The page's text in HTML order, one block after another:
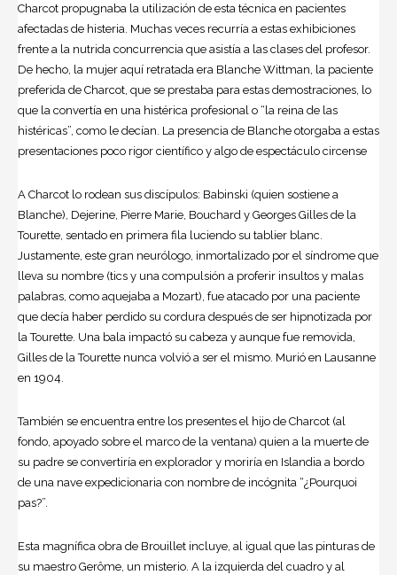
Charcot propugnaba la utilización de esta técnica en pacientes
afectadas de histeria . Muchas veces recurría a estas exhibiciones
frente a la nutrida concurrencia que asistía a las clases del profesor.
De hecho, la mujer aquí retratada era Blanche Wittman, la paciente
preferida de Charcot, que se prestaba para estas demostraciones, lo
que la convertía en una histérica profesional o “la reina de las
histéricas”, como le decían. La presencia de Blanche otorgaba a estas
presentaciones poco rigor científico y algo de espectáculo circense
A Charcot lo rodean sus discípulos: Babinski (quien sostiene a
Blanche), Dejerine, Pierre Marie, Bouchard y Georges Gilles de la
Tourette, sentado en primera fila luciendo su tablier blanc.
Justamente, este gran neurólogo, inmortalizado por el síndrome que
lleva su nombre (tics y una compulsión a proferir insultos y malas
palabras, como aquejaba a Mozart), fue atacado por una paciente
que decía haber perdido su cordura después de ser hipnotizada por
la Tourette. Una bala impactó su cabeza y aunque fue removida,
Gilles de la Tourette nunca volvió a ser el mismo. Murió en Lausanne
en 1904.
También se encuentra entre los presentes el hijo de Charcot (al
fondo, apoyado sobre el marco de la ventana) quien a la muerte de
su padre se convertiría en explorador y moriría en Islandia a bordo
de una nave expedicionaria con nombre de incógnita “¿Pourquoi
pas?”.
Esta magnífica obra de Brouillet incluye, al igual que las pinturas de
su maestro Gerôme, un misterio. A la izquierda del cuadro y al